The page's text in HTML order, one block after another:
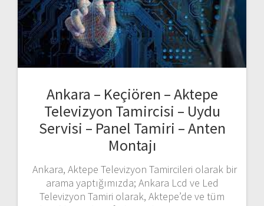
Ankara – Keçiören – Aktepe
Televizyon Tamircisi – Uydu
Servisi – Panel Tamiri – Anten
Montajı
Ankara, Aktepe Televizyon Tamircileri olarak bir
arama yaptığımızda; Ankara Lcd ve Led
Televizyon Tamiri olarak, Aktepe’de ve tüm